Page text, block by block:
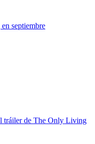
septiembre
tráiler de The Only Living